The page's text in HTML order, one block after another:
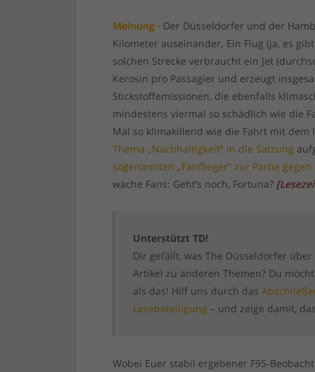
Meinung · Der Düsseldorfer und der
Kilometer auseinander. Ein Flug (ja, es
solchen Strecke verbraucht ein Jet
Kerosin pro Passagier und erzeugt
Stickstoffemissionen, die ebenfalls
mindestens viermal so schädlich wie die
Mal so klimakillend wie die Fahrt mit dem
Thema „Nachhaltigkeit“ in die Satzung
sogenannten „Fanflieger“ zur Partie gegen
wache Fans: Geht’s noch, Fortuna? [
Unterstützt TD!
Dir gefällt, was The Düsseldorfer
Artikel zu anderen Themen? Du
als das! Hilf uns durch das
Lesebeteiligung – und zeige damit,
Wobei Euer stabil ergebener F95-